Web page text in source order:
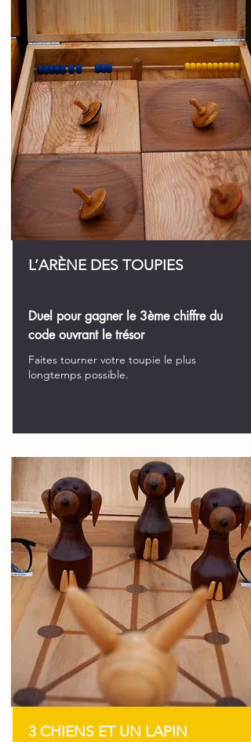
L’ARÈNE DES TOUPIES
Duel pour gagner le 3ème chiffre du
code ouvrant le trésor
Faites tourner votre toupie le plus
longtemps possible.
3 CHIENS ET UN LAPIN